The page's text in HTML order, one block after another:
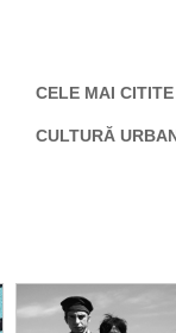
CELE MAI CITITE
CULTURĂ